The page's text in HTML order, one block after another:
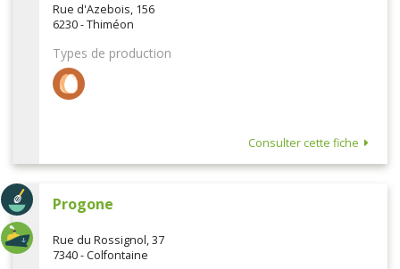
Rue d'Azebois, 156
6230 - Thiméon
Types de production
Consulter cette fiche
Progone
Rue du Rossignol, 37
7340 - Colfontaine